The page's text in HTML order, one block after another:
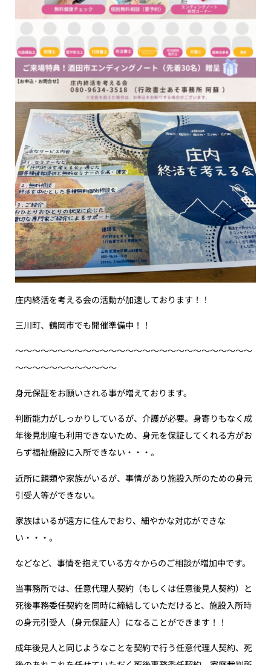
庄内終活を考える会の活動が加速しております！！
三川町、鶴岡市でも開催準備中！！
〜〜〜〜〜〜〜〜〜〜〜〜〜〜〜〜〜〜〜〜〜〜〜〜〜〜〜〜
〜〜〜〜〜〜〜〜〜〜〜〜
身元保証をお願いされる事が増えております。
判断能力がしっかりしているが、介護が必要。身寄りもなく成
年後見制度も利用できないため、身元を保証してくれる方がお
らず福祉施設に入所できない・・・。
近所に親類や家族がいるが、事情があり施設入所のための身元
引受人等ができない。
家族はいるが遠方に住んでおり、細やかな対応ができな
い・・・。
などなど、事情を抱えている方々からのご相談が増加中です。
当事務所では、任意代理人契約（もしくは任意後見人契約）と
死後事務委任契約を同時に締結していただけると、施設入所時
の身元引受人（身元保証人）になることができます！！
成年後見人と同じようなことを契約で行う任意代理人契約、死